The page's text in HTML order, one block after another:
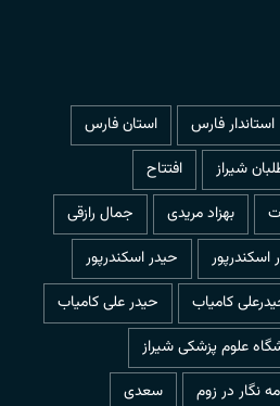
استاندار فارس
استان فارس
شیراز
افتتاح
بهزاد مریدی
جمال رازقی
اسكندرپور
حیدر اسکندرپور
کامیاب
حیدر علی کامیاب
علوم پزشکی شیراز
نگار در زوم
سعدی